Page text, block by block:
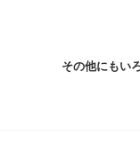
その他にもい